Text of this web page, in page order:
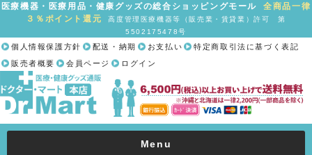
医療機器・医療用品・健康グッズの総合ショッピングモール全商品一律
３％ポイント還元
高度管理医療機器等（販売業・賃貸業）許可 第
5502175478号
個人情報保護方針 配送・納期 お支払い
特定商取引法に基づく表記
販売者概要
会員ページ ログイン
Menu